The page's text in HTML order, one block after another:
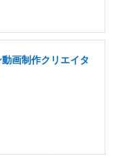
画制作クリエイタ